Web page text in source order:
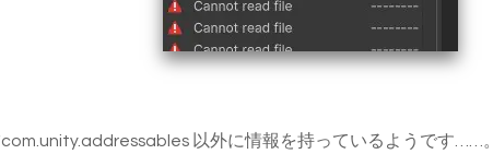
以外に情報を持っているようです……。